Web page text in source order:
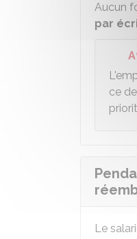
Aucun
par
ce
Le